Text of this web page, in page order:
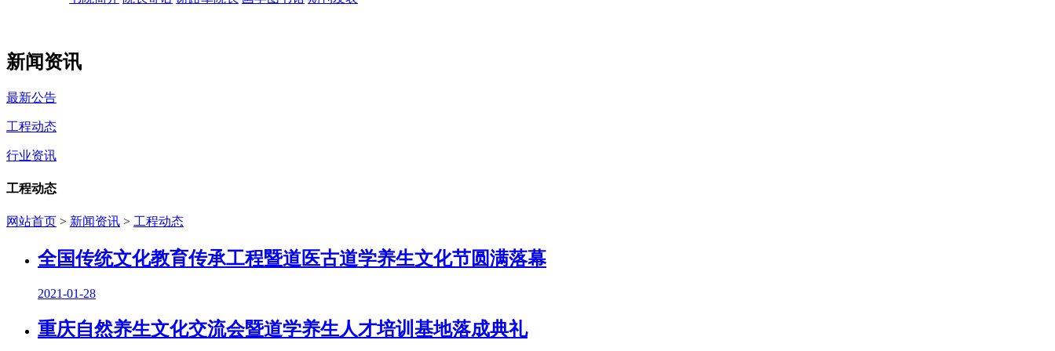
新闻资讯
最新公告
工程动态
行业资讯
工程动态
网站首页 > 新闻资讯 > 工程动态
全国传统文化教育传承工程暨道医古道学养生文化节圆满落幕
2021-01-28
重庆自然养生文化交流会暨道学养生人才培训基地落成典礼